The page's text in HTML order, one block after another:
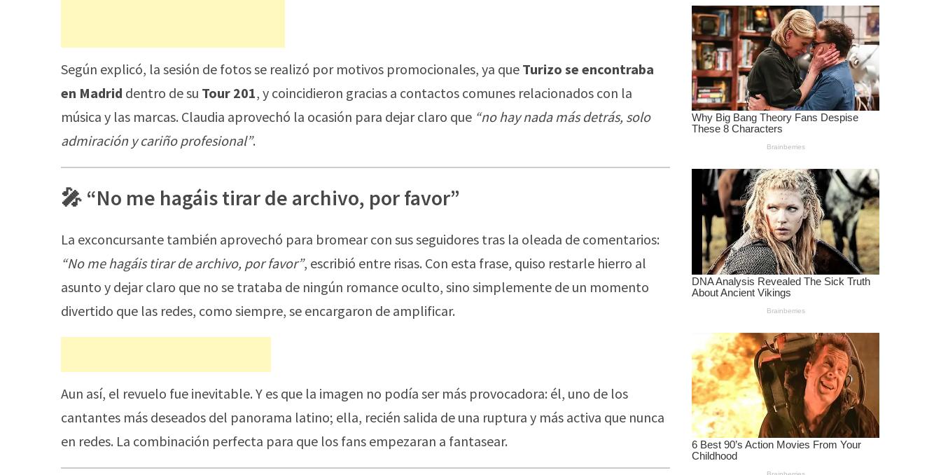
Según explicó, la sesión de fotos se realizó por motivos promocionales, ya que Turizo se encontraba
en Madrid dentro de su Tour 201, y coincidieron gracias a contactos comunes relacionados con la
música y las marcas. Claudia aprovechó la ocasión para dejar claro que “no hay nada más detrás, solo
admiración y cariño profesional”.
🎤 “No me hagáis tirar de archivo, por favor”
La exconcursante también aprovechó para bromear con sus seguidores tras la oleada de comentarios:
“No me hagáis tirar de archivo, por favor”, escribió entre risas. Con esta frase, quiso restarle hierro al
asunto y dejar claro que no se trataba de ningún romance oculto, sino simplemente de un momento
divertido que las redes, como siempre, se encargaron de amplificar.
Aun así, el revuelo fue inevitable. Y es que la imagen no podía ser más provocadora: él, uno de los
cantantes más deseados del panorama latino; ella, recién salida de una ruptura y más activa que nunca
en redes. La combinación perfecta para que los fans empezaran a fantasear.